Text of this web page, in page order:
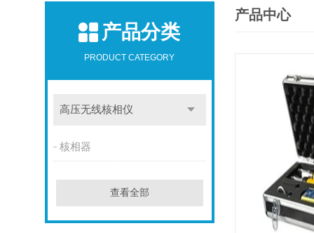
产品分类
PRODUCT CATEGORY
高压无线核相仪
核相器
查看全部
产品中心